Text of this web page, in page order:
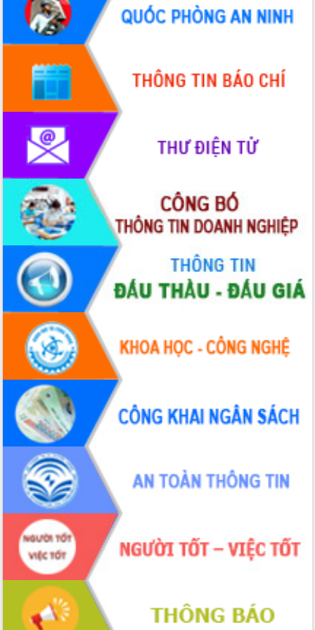
Hòn Yến phát triển du lịch gắn với bảo
tồn biển
Lấy ý kiến điều chỉnh Quy hoạch tỉnh
Đắk Lắk thời kỳ 2021-2030, tầm nhìn
đến năm 2050
Phát động chiến dịch 30 ngày đêm
giải phóng mặt bằng Tuyến đường bộ
ven biển
Đắk Lắk nỗ lực thúc đẩy tăng trưởng
kinh tế từ 10% trở lên trong Quý
II/2026
Đắk Lắk ký kết thỏa thuận hợp tác về
chuyển đổi số giai đoạn 2026 – 2030
với Tập đoàn Bưu chính Viễn thông
Việt Nam
Thứ trưởng Bộ Y tế làm việc với tỉnh
Đắk Lắk về phát triển nhân lực y tế
cho trạm y tế cấp xã
Du lịch Đắk Lắk nâng tầm trải nghiệm
du khách thông qua Hệ thống cơ sở dữ
liệu và Bản đồ số
Tập huấn ứng dụng trí tuệ nhân tạo (AI)
trong thương mại điện tử năm 2026
Đoàn đại biểu Quốc hội tỉnh Đắk Lắk
trao đổi thông tin trước Kỳ họp thứ
nhất, Quốc hội khóa XVI
Quyết liệt cải cách hành chính, khơi
thông nguồn lực phát triển
Nâng cao hiệu lực, hiệu quả HĐND
tỉnh thông qua hiện đại hóa hành chính
Xã Ea Phê gắn cải cách hành chính với
chuyển đổi số
Phó Chủ tịch Thường trực UBND tỉnh
Hồ Thị Nguyên Thảo làm việc tại Trung
tâm Phục vụ hành chính công xã Ea
Phê
Xây dựng nền hành chính số đồng
hành cùng nông dân dân, doanh nghiệp
Giai đoạn 2026-2030, Đắk Lắk phấn
đấu có 77% xã đạt chuẩn nông thôn